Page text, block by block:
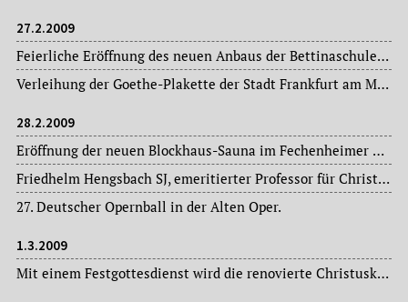
27.2.2009
Feierliche Eröffnung des neuen Anbaus der Bettinaschule im Westend – mit einer neuen Cafeteria.
Verleihung der Goethe-Plakette der Stadt Frankfurt am Main an die Schauspielerin Rosemarie Fendel im Limpurgsaal des Römers.
28.2.2009
Eröffnung der neuen Blockhaus-Sauna im Fechenheimer Gartenbad. Das vereinseigene Gartenbad Fechenheim hat die Turngemeinde Bornheim im Jahr 2003 übernommen.
Friedhelm Hengsbach SJ, emeritierter Professor für Christliche Gesellschaftsethik, ist zu Gast im Erzählcafé des Instituts für Stadtgeschichte.
27. Deutscher Opernball in der Alten Oper.
1.3.2009
Mit einem Festgottesdienst wird die renovierte Christuskirche im Stadtteil Nied wieder in Betrieb genommen.